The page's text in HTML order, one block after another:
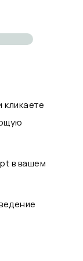
в вашем